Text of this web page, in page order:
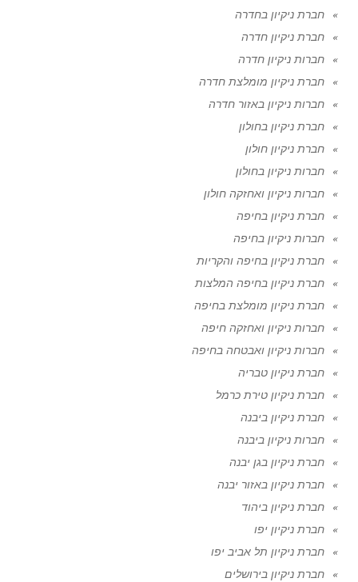
חברת ניקיון בחדרה
חברת ניקיון חדרה
חברות ניקיון חדרה
חברת ניקיון מומלצת חדרה
חברות ניקיון באזור חדרה
חברת ניקיון בחולון
חברת ניקיון חולון
חברות ניקיון בחולון
חברות ניקיון ואחזקה חולון
חברת ניקיון בחיפה
חברות ניקיון בחיפה
חברת ניקיון בחיפה והקריות
חברת ניקיון בחיפה המלצות
חברת ניקיון מומלצת בחיפה
חברות ניקיון ואחזקה חיפה
חברות ניקיון ואבטחה בחיפה
חברת ניקיון טבריה
חברת ניקיון טירת כרמל
חברת ניקיון ביבנה
חברות ניקיון ביבנה
חברת ניקיון בגן יבנה
חברת ניקיון באזור יבנה
חברת ניקיון ביהוד
חברת ניקיון יפו
חברת ניקיון תל אביב יפו
חברת ניקיון בירושלים